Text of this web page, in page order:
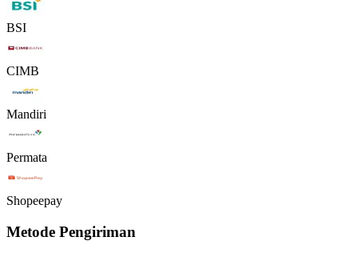
BSI
CIMB
Mandiri
Permata
Shopeepay
Metode Pengiriman